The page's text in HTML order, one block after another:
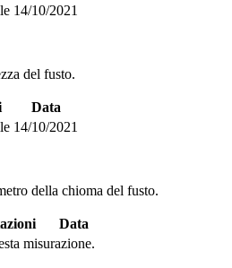
14/10/2021
del fusto.
Data
14/10/2021
della chioma del fusto.
Data
misurazione.